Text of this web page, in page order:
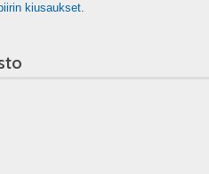
kiusaukset.